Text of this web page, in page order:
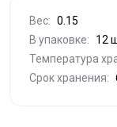
Вес: 0.15
В упаковке:
12
Температура
Срок хранения: